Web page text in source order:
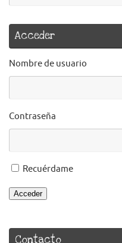
Acceder
Nombre de usuario
Contraseña
Recuérdame
Acceder
Contacto